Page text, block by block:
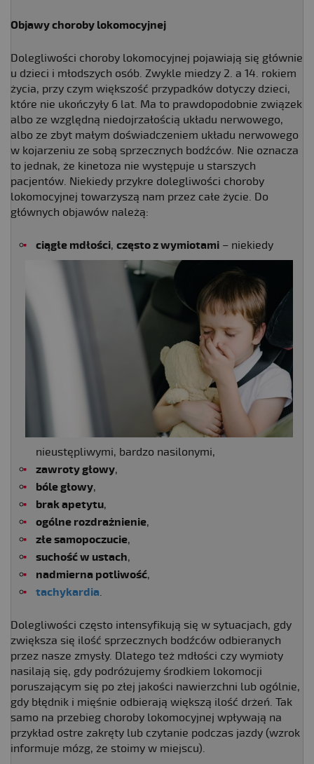
Objawy choroby lokomocyjnej
Dolegliwości choroby lokomocyjnej pojawiają się głównie
u dzieci i młodszych osób. Zwykle miedzy 2. a 14. rokiem
życia, przy czym większość przypadków dotyczy dzieci,
które nie ukończyły 6 lat. Ma to prawdopodobnie związek
albo ze względną niedojrzałością układu nerwowego,
albo ze zbyt małym doświadczeniem układu nerwowego
w kojarzeniu ze sobą sprzecznych bodźców. Nie oznacza
to jednak, że kinetoza nie występuje u starszych
pacjentów. Niekiedy przykre dolegliwości choroby
lokomocyjnej towarzyszą nam przez całe życie. Do
głównych objawów należą:
ciągłe mdłości, często z wymiotami – niekiedy
nieustępliwymi, bardzo nasilonymi,
zawroty głowy,
bóle głowy,
brak apetytu,
ogólne rozdrażnienie,
złe samopoczucie,
suchość w ustach,
nadmierna potliwość,
tachykardia.
Dolegliwości często intensyfikują się w sytuacjach, gdy
zwiększa się ilość sprzecznych bodźców odbieranych
przez nasze zmysły. Dlatego też mdłości czy wymioty
nasilają się, gdy podróżujemy środkiem lokomocji
poruszającym się po złej jakości nawierzchni lub ogólnie,
gdy błędnik i mięśnie odbierają większą ilość drżeń. Tak
samo na przebieg choroby lokomocyjnej wpływają na
przykład ostre zakręty lub czytanie podczas jazdy (wzrok
informuje mózg, że stoimy w miejscu).